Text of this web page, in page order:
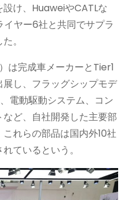
け、HuaweiやCATLな
ヤー6社と共同でサプラ
。
は完成車メーカーとTier1
し、フラッグシップモデ
電動駆動システム、コン
ど、自社開発した主要部
れらの部品は国内外10社
ているという。